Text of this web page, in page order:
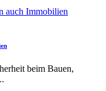
beim Bauen,